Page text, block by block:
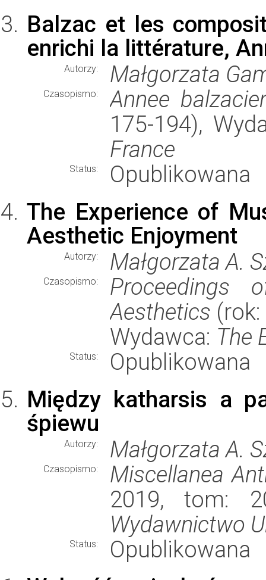
Balzac et les
enrichi la littérature,
Autorzy: Małgorzata
Czasopismo:
Annee
175-194),
France
Status:
Opublikowana
The Experience of
Aesthetic Enjoyment
Autorzy: Małgorzata A.
Czasopismo:
Proceedings
Aesthetics
Wydawca: The
Status:
Opublikowana
Między katharsis a
śpiewu
Autorzy: Małgorzata A.
Czasopismo:
Miscellanea
2019, tom:
Wydawnictwo
Status:
Opublikowana